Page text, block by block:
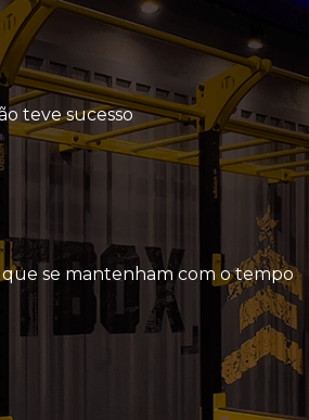
teve sucesso
que se mantenham com o tempo